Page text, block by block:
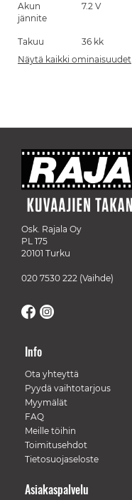
Akun
jännite
7.2 V
Takuu
36 kk
Näytä kaikki ominaisuudet
Osk. Rajala Oy
PL 175
20101 Turku
020 7530 222 (Vaihde)
Info
Ota yhteyttä
Pyydä vaihtotarjous
Myymälät
FAQ
Meille töihin
Toimitusehdot
Tietosuojaseloste
Asiakaspalvelu